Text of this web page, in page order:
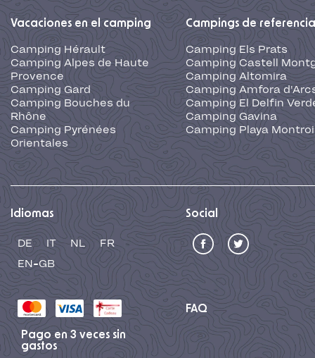
Vacaciones en el camping
Camping Hérault
Camping Alpes de Haute
Provence
Camping Gard
Camping Bouches du
Rhône
Camping Pyrénées
Orientales
Campings de referencia
Camping Els Prats
Camping Castell
Camping Altomira
Camping Amfora
Camping El Delfin
Camping Gavina
Camping Playa
Idiomas
DE IT NL
FR
EN-GB
Social
FAQ
Pago en 3 veces sin
gastos